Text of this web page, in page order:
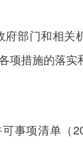
部门和相关
项措施的落实
事项清单（